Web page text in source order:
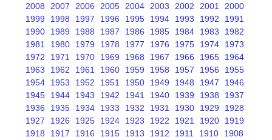
2008
2007 2006 2005 2004 2003 2002 2001
2000
1999
1998 1997 1996 1995 1994 1993 1992
1991
1990
1989 1988 1987 1986 1985 1984 1983
1982
1981
1980 1979 1978 1977 1976 1975 1974
1973
1972
1971 1970 1969 1968 1967 1966 1965
1964
1963
1962 1961 1960 1959 1958 1957 1956
1955
1954
1953 1952 1951 1950 1949 1948 1947
1946
1945
1944 1943 1942 1941 1940 1939 1938
1937
1936
1935 1934 1933 1932 1931 1930 1929
1928
1927
1926 1925 1924 1923 1922 1921 1920
1919
1918
1917 1916 1915 1913 1912 1911 1910
1908